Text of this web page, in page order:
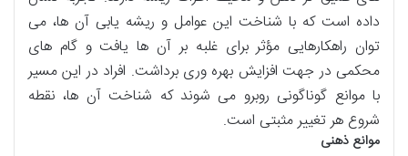
داده است که با شناخت این عوامل و ریشه یابی آن ها، می
توان راهکارهایی مؤثر برای غلبه بر آن ها یافت و گام های
محکمی در جهت افزایش بهره وری برداشت. افراد در این مسیر
با موانع گوناگونی روبرو می شوند که شناخت آن ها، نقطه
شروع هر تغییر مثبتی است.
موانع ذهنی